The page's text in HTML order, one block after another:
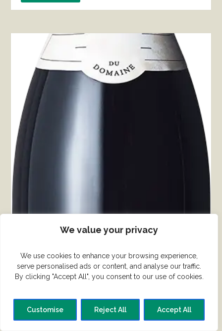
We value your privacy
We use cookies to enhance your browsing experience,
serve personalised ads or content, and analyse our traffic.
By clicking "Accept All", you consent to our use of cookies.
Customise Reject All Accept All
Nuits-St-Georges Vaucrains 1.Cru fra Robert
Chevillon
KØB HER